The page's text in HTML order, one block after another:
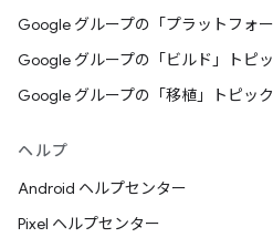
Google グループの「プラットフォ
Google グループの「ビルド」トピ
Google グループの「移植」トピック
ヘルプ
Android ヘルプセンター
Pixel ヘルプセンター